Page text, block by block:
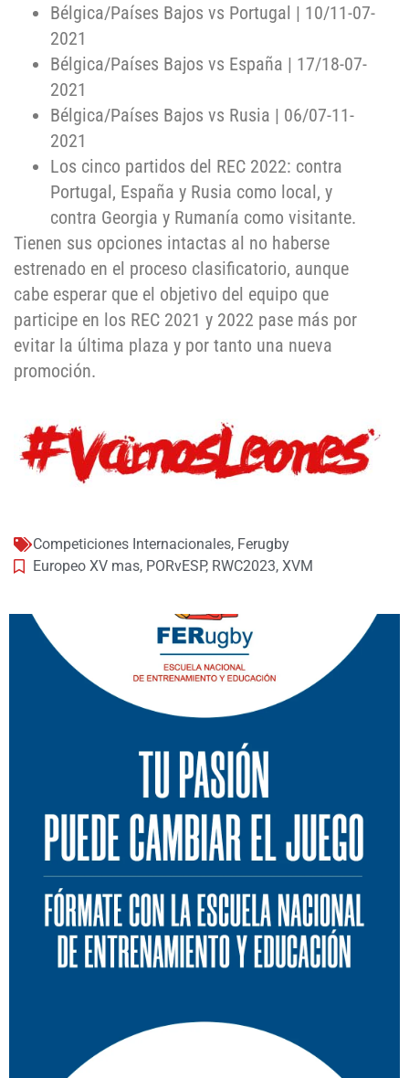
Bélgica/Países Bajos vs Portugal | 10/11-07-
2021
Bélgica/Países Bajos vs España | 17/18-07-
2021
Bélgica/Países Bajos vs Rusia | 06/07-11-
2021
Los cinco partidos del REC 2022: contra
Portugal, España y Rusia como local, y
contra Georgia y Rumanía como visitante.
Tienen sus opciones intactas al no haberse
estrenado en el proceso clasificatorio, aunque
cabe esperar que el objetivo del equipo que
participe en los REC 2021 y 2022 pase más por
evitar la última plaza y por tanto una nueva
promoción.
Competiciones Internacionales, Ferugby
Europeo XV mas, PORvESP, RWC2023, XVM